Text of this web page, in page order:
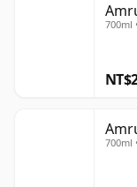
700ml
700ml